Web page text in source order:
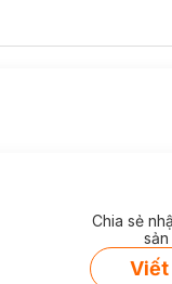
Chia sẻ
Viết